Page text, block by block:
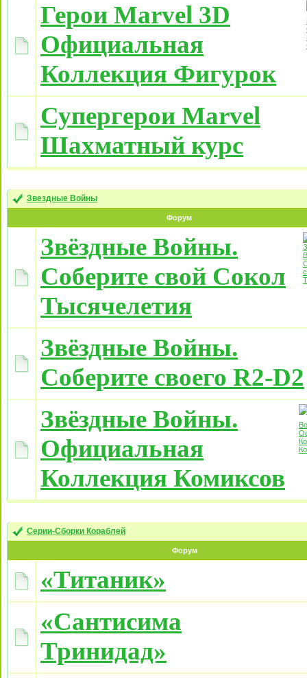
Герои Marvel 3D
Официальная
Коллекция Фигурок
Супергерои Marvel
Шахматный курс
Звездные Войны
Форум
Звёздные Войны.
Соберите свой Сокол
Тысячелетия
Звёздные Войны.
Соберите своего R2-D2
Звёздные Войны.
Официальная
Коллекция Комиксов
Серии-Сборки Кораблей
Форум
«Титаник»
«Сантисима
Тринидад»